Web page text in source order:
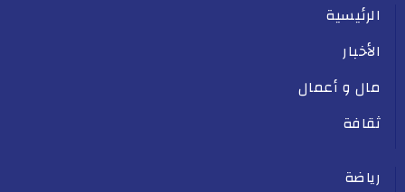
الرئيسية
الأخبار
مال و أعمال
ثقافة
رياضة